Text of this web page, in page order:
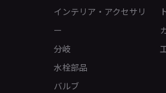
インテリア・アクセサリ
ー
分岐
水栓部品
バルブ